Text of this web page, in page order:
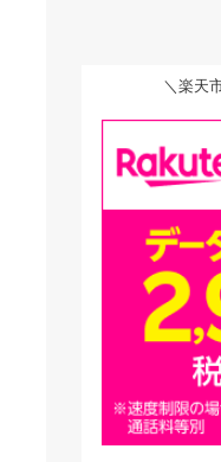
＼楽天